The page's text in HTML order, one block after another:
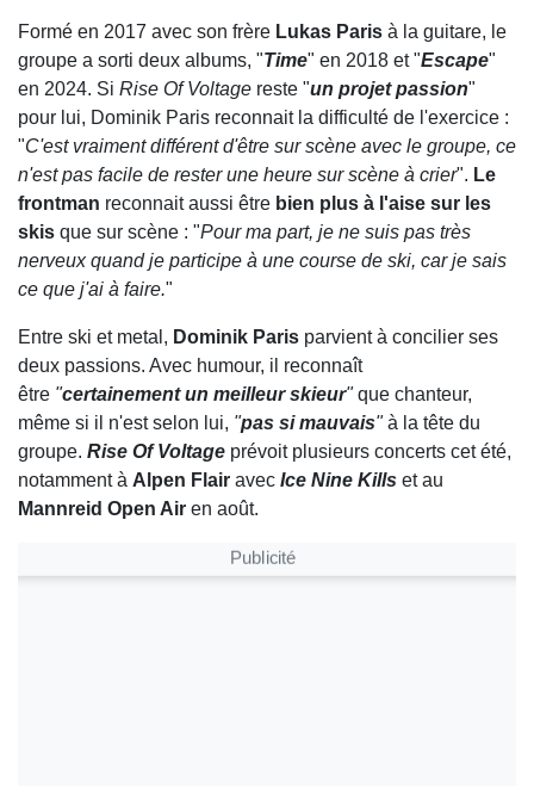
Formé en 2017 avec son frère Lukas Paris à la guitare, le
groupe a sorti deux albums, "Time" en 2018 et "Escape"
en 2024. Si Rise Of Voltage reste "un projet passion"
pour lui, Dominik Paris reconnait la difficulté de l'exercice :
"C'est vraiment différent d'être sur scène avec le groupe, ce
n'est pas facile de rester une heure sur scène à crier". Le
frontman reconnait aussi être bien plus à l'aise sur les
skis que sur scène : "Pour ma part, je ne suis pas très
nerveux quand je participe à une course de ski, car je sais
ce que j'ai à faire."
Entre ski et metal, Dominik Paris parvient à concilier ses
deux passions. Avec humour, il reconnaît
être "certainement un meilleur skieur"que chanteur,
même si il n'est selon lui, "pas si mauvais"à la tête du
groupe. Rise Of Voltage prévoit plusieurs concerts cet été,
notamment à Alpen Flair avec Ice Nine Kills et au
Mannreid Open Air en août.
Publicité